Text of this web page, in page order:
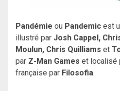
Pandémie ou Pandemic est
illustré par Josh Cappel ,
Moulun, Chris Quilliams et
par Z-Man Games et localisé
française par Filosofia.